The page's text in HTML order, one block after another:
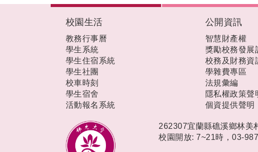
校園生活
教務行事曆
學生系統
學生住宿系統
學生社團
校車時刻
學生宿舍
活動報名系統
公開資訊
智慧財產權
獎勵校務發展
校務及財務資
學雜費專區
法規彙編
隱私權政策聲
個資提供聲明
262307宜蘭縣礁溪鄉林美
校園開放: 7~21時，03-